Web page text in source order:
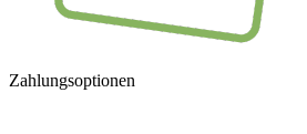
Zahlungsoptionen